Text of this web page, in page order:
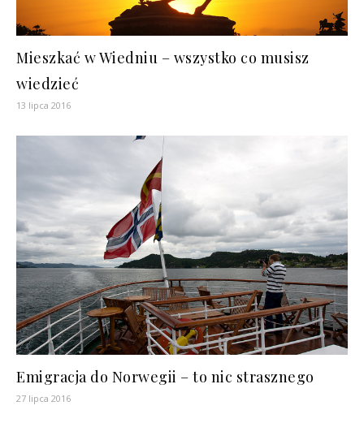
Mieszkać w Wiedniu – wszystko co musisz
wiedzieć
13 lipca 2016
Emigracja do Norwegii – to nic strasznego
27 lipca 2016